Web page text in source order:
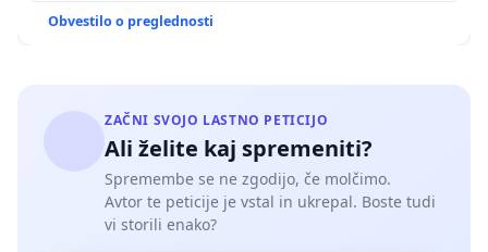
Obvestilo o preglednosti
ZAČNI SVOJO LASTNO PETICIJO
Ali želite kaj spremeniti?
Spremembe se ne zgodijo, če molčimo.
Avtor te peticije je vstal in ukrepal. Boste tudi
vi storili enako?